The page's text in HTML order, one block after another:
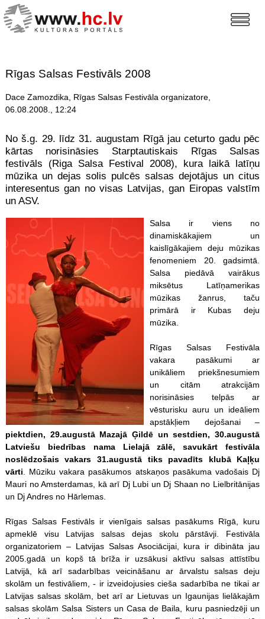
Rīgas Salsas Festivāls 2008
Dace Zamozdika, Rīgas Salsas Festivāla organizatore,
06.08.2008., 12:24
No š.g. 29. līdz 31. augustam Rīgā jau ceturto gadu pēc
kārtas norisināsies Starptautiskais Rīgas Salsas
festivāls (Riga Salsa Festival 2008), kura laikā latīņu
mūzika un dejas solis pulcēs salsas dejotājus un citus
interesentus gan no visas Latvijas, gan Eiropas valstīm
un ASV.
Salsa ir viens no
dinamiskākajiem un
kaislīgākajiem deju mūzikas
fenomeniem 20. gadsimtā.
Salsa piedāvā vairākus
miksētus Latīņamerikas
mūzikas žanrus, taču
primārā ir Kubas deju
mūzika.
Rīgas Salsas Festivāla
vakara pasākumi ar
unikāliem priekšnesumiem
un citām atrakcijām
norisināsies telpās ar
vēsturisku auru un ideāliem
apstākļiem dejošanai –
piektdien, 29.augustā Mazajā Ģildē un sestdien, 30.augustā
Latviešu biedrības nama Lielajā zālē, savukārt festivāla
noslēdzošais vakars 31.augustā tiks pavadīts klubā Kaļķu
vārti . Mūziku vakara pasākumos atskaņos pasākuma vadošais Dj
Mauri no Amsterdamas, kā arī Dj Lubi un Dj Shaan no Lielbritānijas
un Dj Andres no Hārlemas.
Rīgas Salsas Festivāls ir vienīgais salsas pasākums Rīgā, kuru
apmeklē visu Latvijas salsas dejas skolu pārstāvji. Festivāla
organizatoriem – Latvijas Salsas Asociācijai, kura ir dibināta jau
2005.gadā un kopš tā brīža ir uzsākusi aktīvu salsas attīstību
Latvijā, kā arī sadarbības veicināšanu ar ārvalstu salsas deju
skolām un festivāliem, - ir izveidojusies cieša sadarbība ne tikai ar
Latvijas salsas skolām, bet arī ar Lietuvas un Igaunijas lielākajām
salsas skolām Salsa Sisters un Casa de Baila, kuru pasniedzēji un